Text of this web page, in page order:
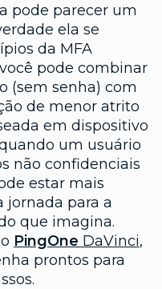
pode parecer um
ela se
da MFA
pode combinar
(sem senha) com
de menor atrito
em dispositivo
um usuário
não confidenciais
estar mais
jornada para a
que imagina.
PingOne DaVinci,
prontos para